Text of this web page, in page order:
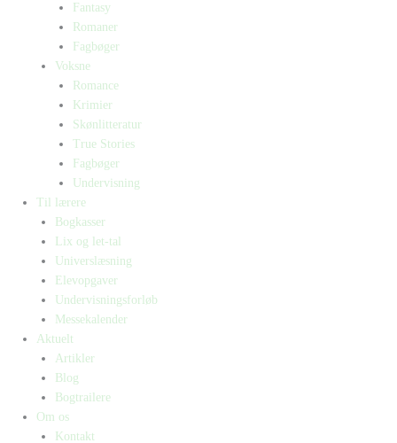
Fantasy
Romaner
Fagbøger
Voksne
Romance
Krimier
Skønlitteratur
True Stories
Fagbøger
Undervisning
Til lærere
Bogkasser
Lix og let-tal
Universlæsning
Elevopgaver
Undervisningsforløb
Messekalender
Aktuelt
Artikler
Blog
Bogtrailere
Om os
Kontakt